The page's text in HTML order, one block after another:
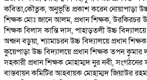
কবিতা,কৌতুক, অনুভূতি প্রকাশ করেন নোয়াপাড়া
শিক্ষক মোঃ জানে আলম, প্রধান শিক্ষক, উরকিরচর
শিক্ষক বিলাস কান্তি দাস, পাহাড়তলী উচ্চ
অন্জন বড়ুয়া, শ্যামাচরন উচ্চ বিদ্যালয়ে প্রধান
কুয়েপাড়া উচ্চ বিদ্যালয়ে প্রধান শিক্ষক তপন কুমার
সহকারী প্রধান শিক্ষক মোহাম্মদ নুর নবী,
বাস্তবায়ন কমিটির আহবায়ক মোহাম্মদ জিয়াউর